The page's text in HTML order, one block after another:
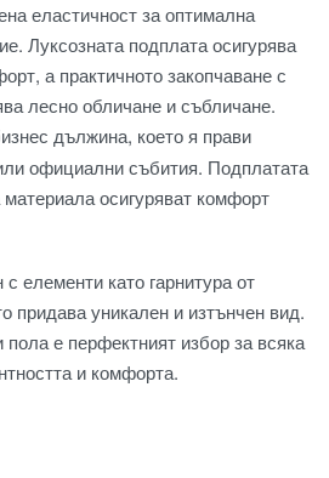
еластичност за оптимална
Луксозната подплата осигурява
а практичното закопчаване с
лесно обличане и събличане.
дължина, което я прави
официални събития. Подплатата
осигуряват комфорт
елементи като гарнитура от
придава уникален и изтънчен вид.
пола е перфектният избор за всяка
и комфорта.